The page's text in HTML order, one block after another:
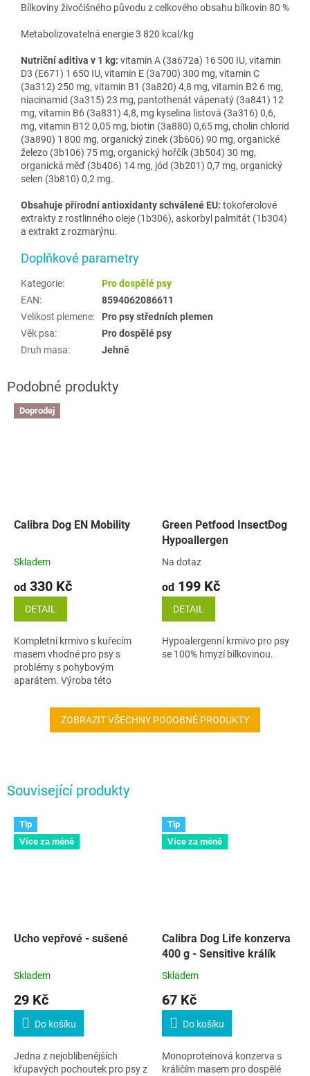
Související produkty
Tip
Více za méně
Ucho vepřové - sušené
Skladem
29 Kč
Do košíku
Jedna z nejoblíbenějších
křupavých pochoutek pro psy z
Tip
Více za méně
Calibra Dog Life konzerva
400 g - Sensitive králík
Skladem
67 Kč
Do košíku
Monoproteinová konzerva s
králičím masem pro dospělé
Bílkoviny živočišného původu z celkového obsahu bílkovin 80 %
Metabolizovatelná energie 3 820 kcal/kg
Nutriční aditiva v 1 kg: vitamin A (3a672a) 16 500 IU, vitamin
D3 (E671) 1 650 IU, vitamin E (3a700) 300 mg, vitamin C
(3a312) 250 mg, vitamin B1 (3a820) 4,8 mg, vitamin B2 6 mg,
niacinamid (3a315) 23 mg, pantothenát vápenatý (3a841) 12
mg, vitamin B6 (3a831) 4,8, mg kyselina listová (3a316) 0,6,
mg, vitamin B12 0,05 mg, biotin (3a880) 0,65 mg, cholin chlorid
(3a890) 1 800 mg, organický zinek (3b606) 90 mg, organické
železo (3b106) 75 mg, organický hořčík (3b504) 30 mg,
organická měď (3b406) 14 mg, jód (3b201) 0,7 mg, organický
selen (3b810) 0,2 mg.
Obsahuje přírodní antioxidanty schválené EU: tokoferolové
extrakty z rostlinného oleje (1b306), askorbyl palmitát (1b304)
a extrakt z rozmarýnu.
Doplňkové parametry
Kategorie:
Pro dospělé psy
EAN:
8594062086611
Velikost plemene:
Pro psy středních plemen
Věk psa:
Pro dospělé psy
Druh masa: Jehně
Doprodej
Calibra Dog EN Mobility
Skladem
od 330 Kč
DETAIL
Kompletní krmivo s kuřecím
masem vhodné pro psy s
problémy s pohybovým
aparátem. Výroba této
Prohlédněte si doporučené
nástupce a vyberte si
vhodnou...
Green Petfood InsectDog
Hypoallergen
Na dotaz
od 199 Kč
DETAIL
Hypoalergenní krmivo pro psy
se 100% hmyzí bílkovinou.
ZOBRAZIT VŠECHNY PODOBNÉ PRODUKTY